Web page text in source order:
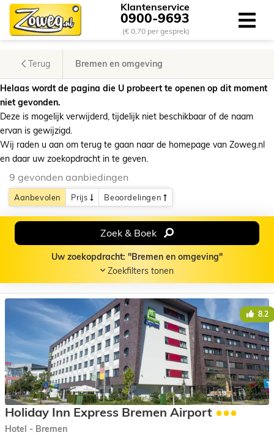
Klantenservice
0900-9693
(€ 0,70 per gesprek)
Terug Bremen en omgeving
Helaas wordt de pagina die U probeert te openen op dit moment
niet gevonden.
Deze is mogelijk verwijderd, tijdelijk niet beschikbaar of de naam
ervan is gewijzigd.
Wij raden u aan om terug te gaan naar de homepage van Zoweg.nl
en daar uw zoekopdracht in te geven.
9 gevonden aanbiedingen
Aanbevolen Prijs Beoordelingen
Uw zoekopdracht: "Bremen en omgeving"
Zoekfilters tonen
Zoek & Boek
8.2
Holiday Inn Express Bremen Airport ●●●
Hotel - Bremen